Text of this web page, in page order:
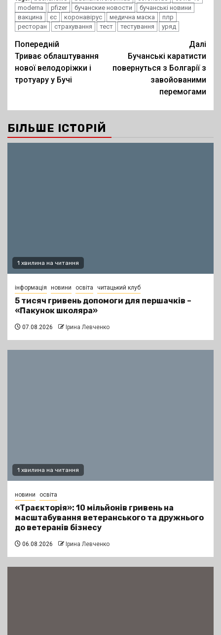
moderna
pfizer бучанские новости
бучанські новини
вакцина
єс коронавірус медична маска
плр
ресторан
страхування тест тестування уряд
Post
navigation
Попередній
Триває облаштування
нової велодоріжки і
тротуару у Бучі
Далі
Бучанські каратисти
повернуться з Болгарії з
завойованими
перемогами
БІЛЬШЕ ІСТОРІЙ
1 хвилина на читання
інформація новини освіта читацький клуб
5 тисяч гривень допомоги для першачків –
«Пакунок школяра»
07.08.2026 Ірина Левченко
1 хвилина на читання
новини освіта
«Траєкторія»: 10 мільйонів гривень на
масштабування ветеранського та дружнього
до ветеранів бізнесу
06.08.2026 Ірина Левченко